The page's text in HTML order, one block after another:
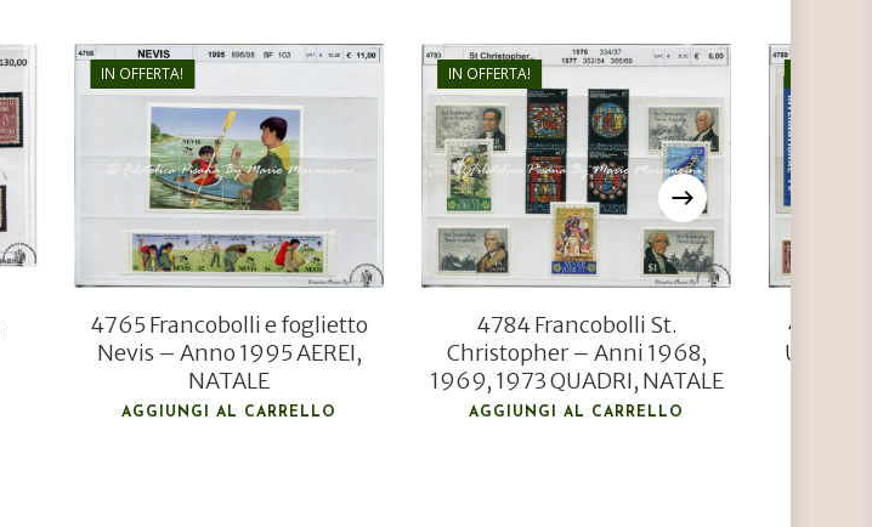
IN OFFERTA!
€11,00
€8,00
4765 Francobolli e foglietto
Nevis – Anno 1995 AEREI,
NATALE
AGGIUNGI AL CARRELLO
IN OFFERTA!
€5,00
€3,80
4784 Francobolli St.
Christopher – Anni 1968,
1969, 1973 QUADRI, NATALE
AGGIUNGI AL CARRELLO
4789
Uganda